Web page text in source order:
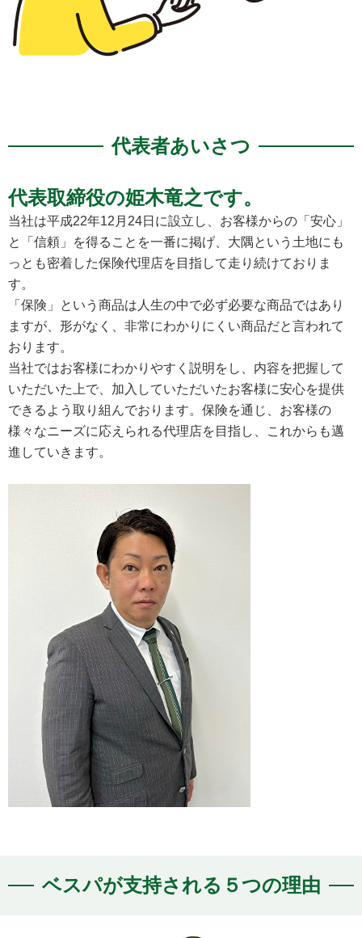
代表者あいさつ
代表取締役の姫木竜之です。
当社は平成22年12月24日に設立し、お客様からの「安心」
と「信頼」を得ることを一番に掲げ、大隅という土地にも
っとも密着した保険代理店を目指して走り続けておりま
す。
「保険」という商品は人生の中で必ず必要な商品ではあり
ますが、形がなく、非常にわかりにくい商品だと言われて
おります。
当社ではお客様にわかりやすく説明をし、内容を把握して
いただいた上で、加入していただいたお客様に安心を提供
できるよう取り組んでおります。保険を通じ、お客様の
様々なニーズに応えられる代理店を目指し、これからも邁
進していきます。
ベスパが支持される５つの理由